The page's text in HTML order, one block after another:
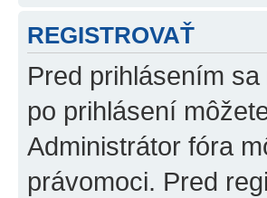
REGISTROVAŤ
Pred prihlásením
po prihlásení
Administrátor fóra
právomoci. Pred